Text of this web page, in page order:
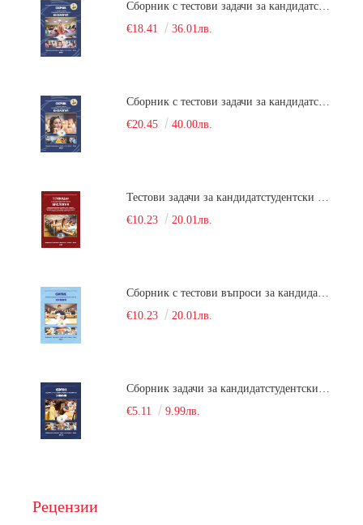
Сборник с тестови задачи за кандидатстудентски изпит по биология върху учебния материал за задължителна и профилирана подготовка, изучаван в средния курс на обучение. Част 1
€18.41
36.01лв.
Сборник с тестови задачи за кандидатстудентски изпит по биология върху учебния материал за задължителна и профилирана подготовка, изучаван в средния курс на обучение. Част 2
€20.45
40.00лв.
Тестови задачи за кандидатстудентски изпит по биология. Сборник
€10.23
20.01лв.
Сборник с тестови въпроси за кандидатстудентски изпит по химия. 2022
€10.23
20.01лв.
Сборник задачи за кандидатстудентски изпит по химия
€5.11
9.99лв.
Рецензии